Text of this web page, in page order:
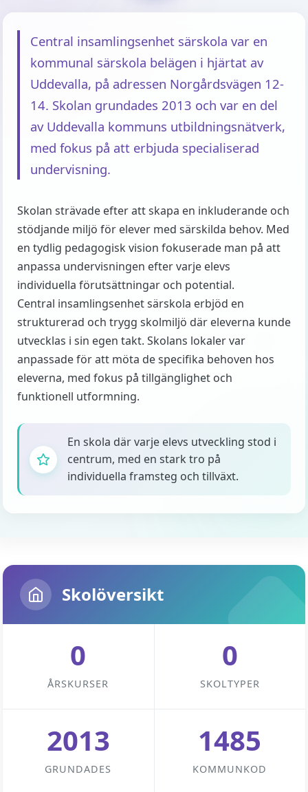
Central insamlingsenhet särskola var en
kommunal särskola belägen i hjärtat av
Uddevalla, på adressen Norgårdsvägen 12-
14. Skolan grundades 2013 och var en del
av Uddevalla kommuns utbildningsnätverk,
med fokus på att erbjuda specialiserad
undervisning.
Skolan strävade efter att skapa en inkluderande och
stödjande miljö för elever med särskilda behov. Med
en tydlig pedagogisk vision fokuserade man på att
anpassa undervisningen efter varje elevs
individuella förutsättningar och potential.
Central insamlingsenhet särskola erbjöd en
strukturerad och trygg skolmiljö där eleverna kunde
utvecklas i sin egen takt. Skolans lokaler var
anpassade för att möta de specifika behoven hos
eleverna, med fokus på tillgänglighet och
funktionell utformning.
En skola där varje elevs utveckling stod i
centrum, med en stark tro på
individuella framsteg och tillväxt.
Skolöversikt
0
ÅRSKURSER
0
SKOLTYPER
2013
GRUNDADES
1485
KOMMUNKOD